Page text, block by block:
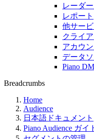
レーダ
レポート
他サー
クライ
アカウ
データ
Piano
Breadcrumbs
Home
Audience
日本語ドキュメント
Piano Audience ガイ